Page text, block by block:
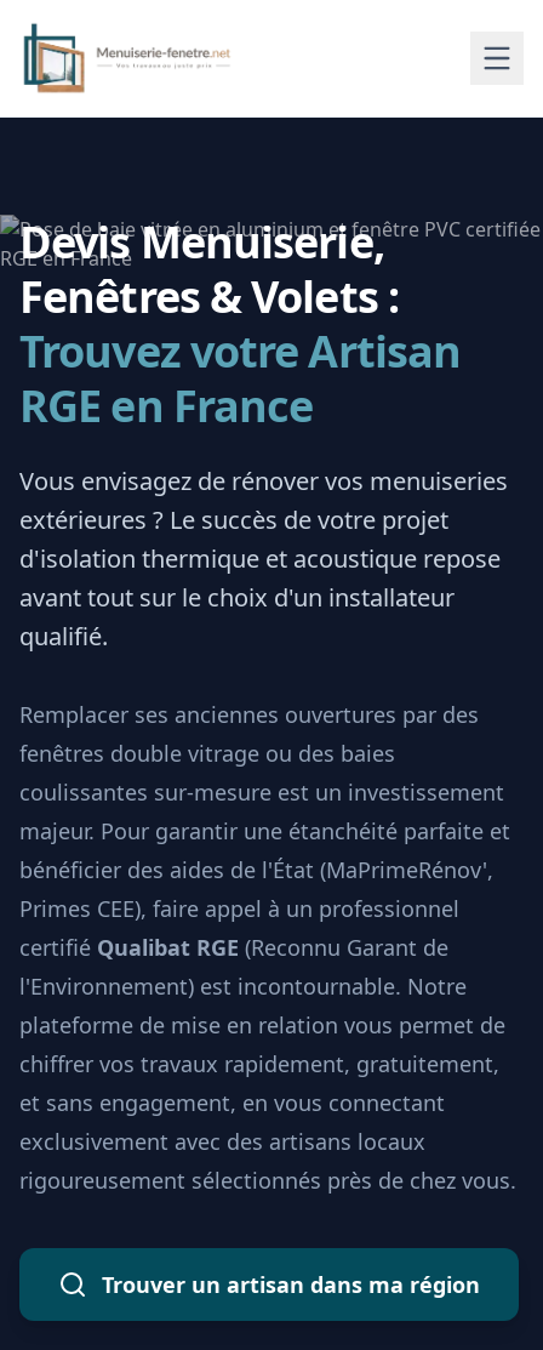
Devis Menuiserie,
Fenêtres & Volets :
Trouvez votre Artisan
RGE en France
Vous envisagez de rénover vos menuiseries
extérieures ? Le succès de votre projet
d'isolation thermique et acoustique repose
avant tout sur le choix d'un installateur
qualifié.
Remplacer ses anciennes ouvertures par des
fenêtres double vitrage ou des baies
coulissantes sur-mesure est un investissement
majeur. Pour garantir une étanchéité parfaite et
bénéficier des aides de l'État (MaPrimeRénov',
Primes CEE), faire appel à un professionnel
certifié Qualibat RGE (Reconnu Garant de
l'Environnement) est incontournable. Notre
plateforme de mise en relation vous permet de
chiffrer vos travaux rapidement, gratuitement,
et sans engagement, en vous connectant
exclusivement avec des artisans locaux
rigoureusement sélectionnés près de chez vous.
Trouver un artisan dans ma région